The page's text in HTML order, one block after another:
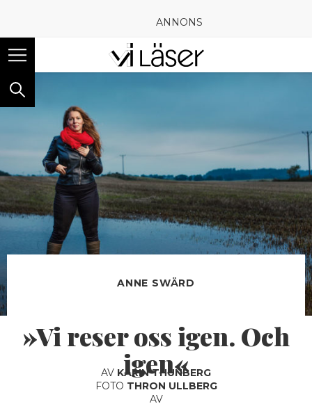
ANNONS
ANNE SWÄRD
»Vi reser oss igen. Och
igen«
AV KARIN THUNBERG
FOTO THRON ULLBERG
AV